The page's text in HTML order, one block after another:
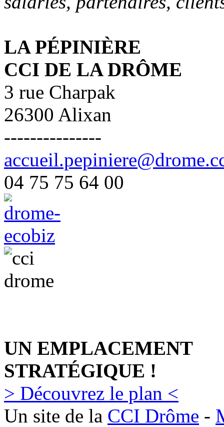
LA PÉPINIÈRE
CCI DE LA DRÔME
3 rue Charpak
26300 Alixan
---------------
04 75 75 64 00
UN EMPLACEMENT
STRATÉGIQUE !
> Découvrez le plan <
Un site de la CCI Drôme -